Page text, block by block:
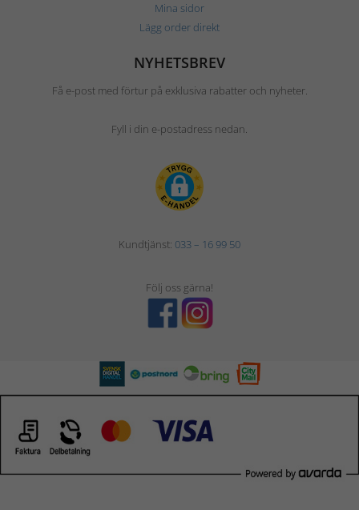
Mina sidor
Lägg order direkt
NYHETSBREV
Få e-post med förtur på exklusiva rabatter och nyheter.
Fyll i din e-postadress nedan.
Kundtjänst: 033 – 16 99 50
Följ oss gärna!